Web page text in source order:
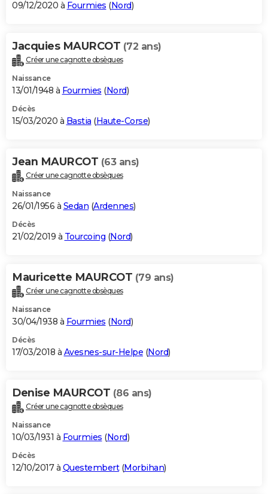
09/12/2020 à Fourmies (Nord)
Jacquies MAURCOT (72 ans)
Créer une cagnotte obsèques
Naissance
13/01/1948 à Fourmies (Nord)
Décès
15/03/2020 à Bastia (Haute-Corse)
Jean MAURCOT (63 ans)
Créer une cagnotte obsèques
Naissance
26/01/1956 à Sedan (Ardennes)
Décès
21/02/2019 à Tourcoing (Nord)
Mauricette MAURCOT (79 ans)
Créer une cagnotte obsèques
Naissance
30/04/1938 à Fourmies (Nord)
Décès
17/03/2018 à Avesnes-sur-Helpe (Nord)
Denise MAURCOT (86 ans)
Créer une cagnotte obsèques
Naissance
10/03/1931 à Fourmies (Nord)
Décès
12/10/2017 à Questembert(Morbihan)